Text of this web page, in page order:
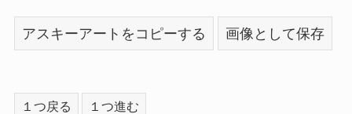
アスキーアートをコピーする 画像として保存
１つ戻る １つ進む